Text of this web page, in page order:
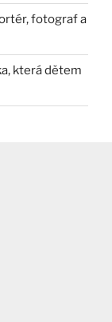
fotograf a
která dětem